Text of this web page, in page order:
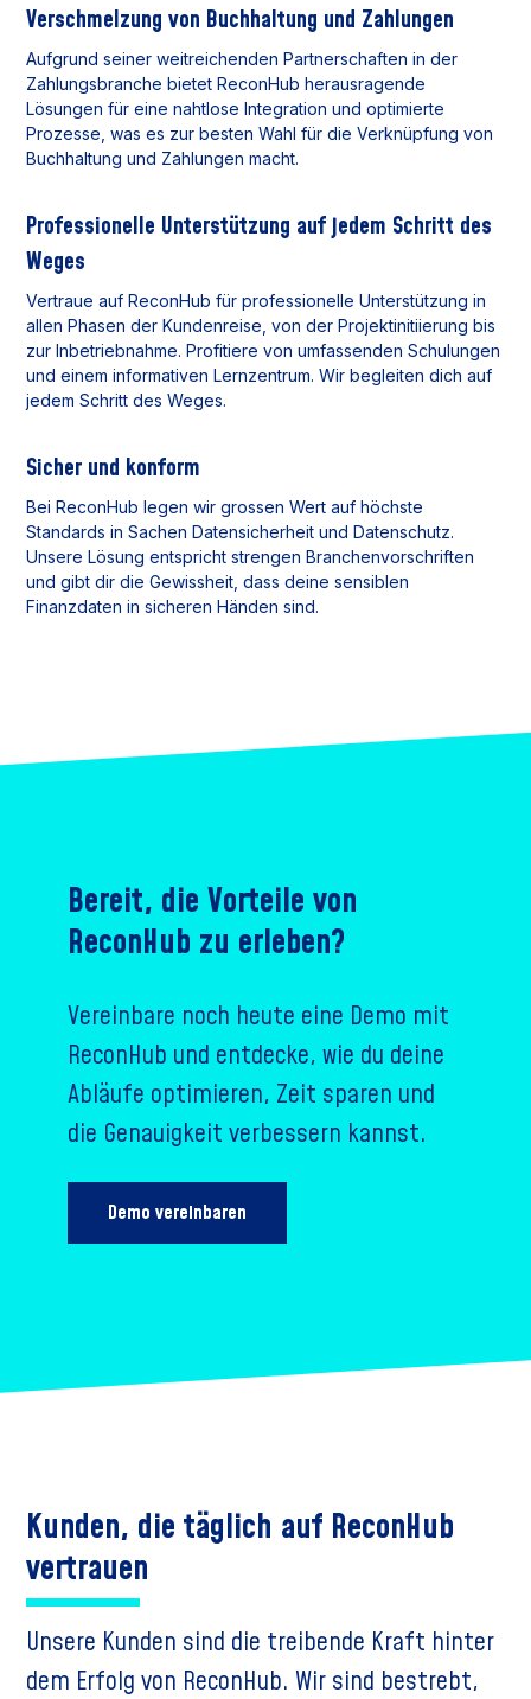
Verschmelzung von Buchhaltung und Zahlungen
Aufgrund seiner weitreichenden Partnerschaften in der
Zahlungsbranche bietet ReconHub herausragende
Lösungen für eine nahtlose Integration und optimierte
Prozesse, was es zur besten Wahl für die Verknüpfung von
Buchhaltung und Zahlungen macht.
Professionelle Unterstützung auf jedem Schritt des
Weges
Vertraue auf ReconHub für professionelle Unterstützung in
allen Phasen der Kundenreise, von der Projektinitiierung bis
zur Inbetriebnahme. Profitiere von umfassenden Schulungen
und einem informativen Lernzentrum. Wir begleiten dich auf
jedem Schritt des Weges.
Sicher und konform
Bei ReconHub legen wir grossen Wert auf höchste
Standards in Sachen Datensicherheit und Datenschutz.
Unsere Lösung entspricht strengen Branchenvorschriften
und gibt dir die Gewissheit, dass deine sensiblen
Finanzdaten in sicheren Händen sind.
Bereit, die Vorteile von
ReconHub zu erleben?
Vereinbare noch heute eine Demo mit
ReconHub und entdecke, wie du deine
Abläufe optimieren, Zeit sparen und
die Genauigkeit verbessern kannst.
Demo vereinbaren
Kunden, die täglich auf ReconHub
vertrauen
Unsere Kunden sind die treibende Kraft hinter
dem Erfolg von ReconHub. Wir sind bestrebt,